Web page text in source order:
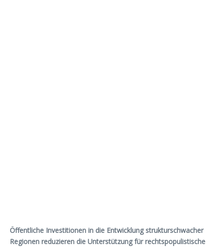
Öffentliche Investitionen in die Entwicklung strukturschwacher
Regionen reduzieren die Unterstützung für rechtspopulistische